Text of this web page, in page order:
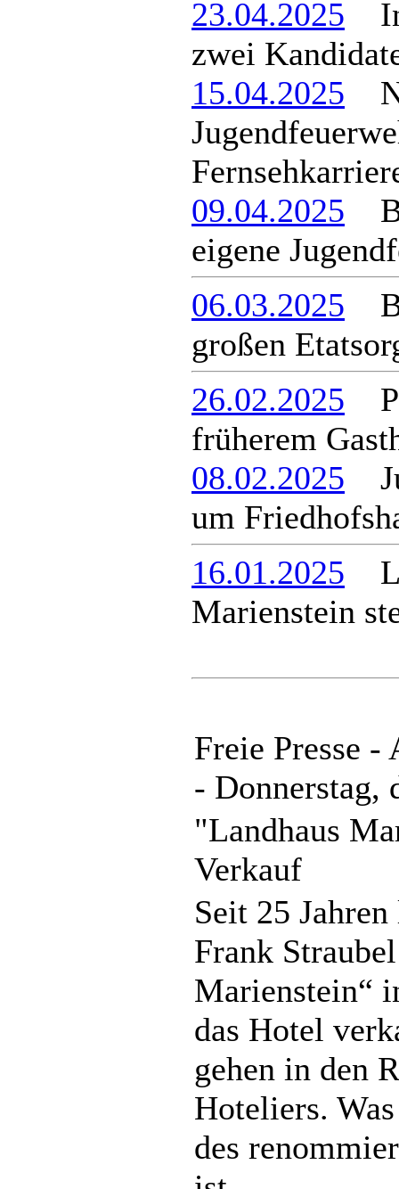
23.04.2025 In
zwei
15.04.2025
09.04.2025
eigene
06.03.2025
großen
26.02.2025
früherem
08.02.2025
um
16.01.2025
Marienstein
Freie Presse -
- Donnerstag,
"Landhaus
Verkauf
Seit 25
Frank
Marienstein“
das Hotel
gehen in den
Hoteliers.
des